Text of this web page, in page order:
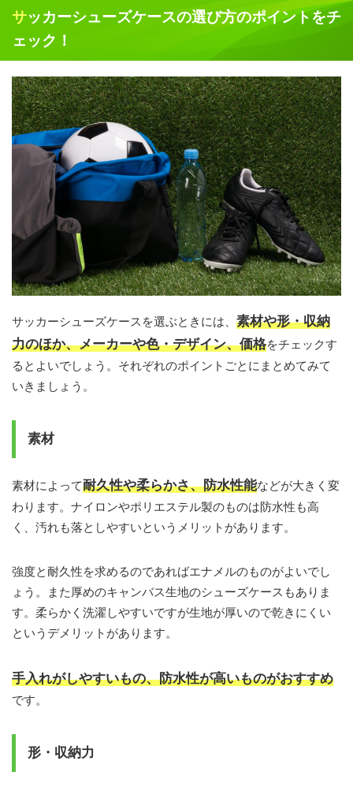
サッカーシューズケースの選び方のポイントをチ
ェック！
サッカーシューズケースを選ぶときには、 素材や形・収納
力のほか、メーカーや色・デザイン、価格をチェックす
るとよいでしょう。それぞれのポイントごとにまとめてみて
いきましょう。
素材
素材によって耐久性や柔らかさ、防水性能などが大きく変
わります。ナイロンやポリエステル製のものは防水性も高
く、汚れも落としやすいというメリットがあります。
強度と耐久性を求めるのであればエナメルのものがよいでし
ょう。また厚めのキャンバス生地のシューズケースもありま
す。柔らかく洗濯しやすいですが生地が厚いので乾きにくい
というデメリットがあります。
手入れがしやすいもの、防水性が高いものがおすすめ
です。
形・収納力